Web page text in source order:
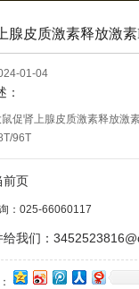
腺皮质激素释放激
01-04
：
促肾上腺皮质激素释放激
96T
8℃保存
前页
：025-66060117
给我们：